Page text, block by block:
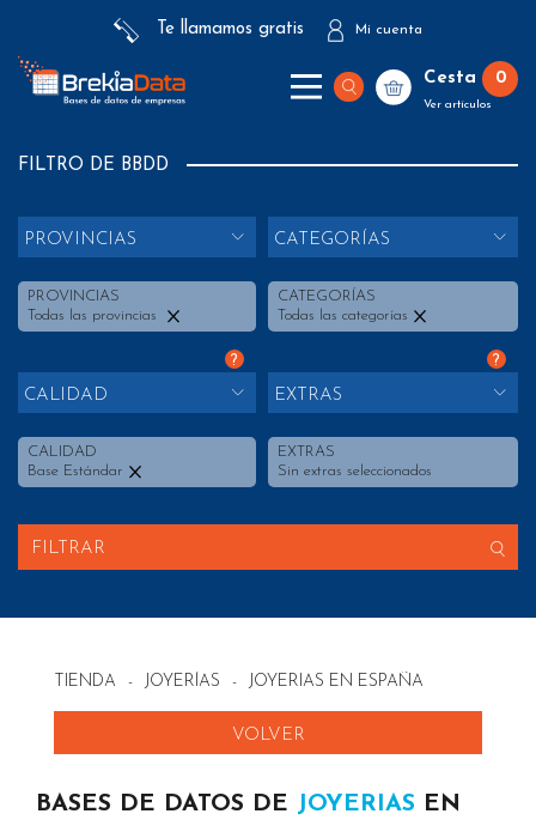
Te llamamos gratis Mi cuenta
Cesta 0
Ver artículos
FILTRO DE BBDD
PROVINCIAS
PROVINCIAS
Todas las provincias
CATEGORÍAS
CATEGORÍAS
Todas las categorías
?
CALIDAD
CALIDAD
Base Estándar
?
EXTRAS
EXTRAS
Sin extras seleccionados
FILTRAR
TIENDA - JOYERÍAS - JOYERIAS EN ESPAÑA
VOLVER
BASES DE DATOS DE JOYERIAS EN